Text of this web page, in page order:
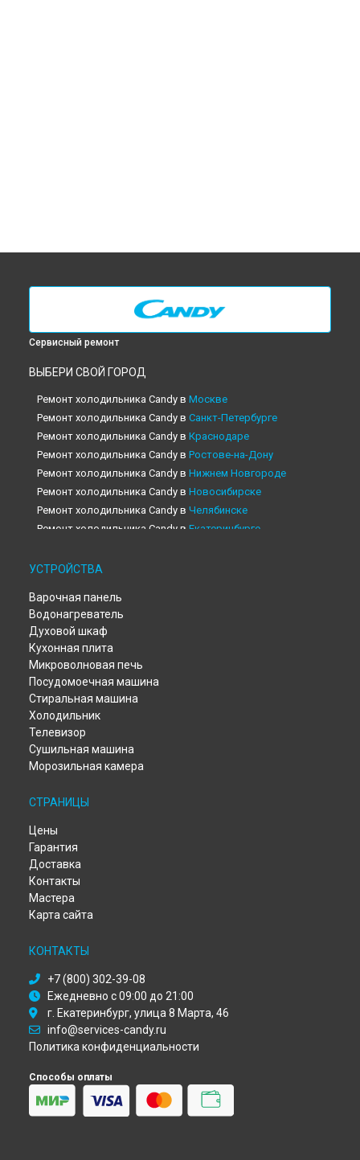
Сервисный ремонт
ВЫБЕРИ СВОЙ ГОРОД
Ремонт холодильника Candy в Москве
Ремонт холодильника Candy в Санкт-Петербурге
Ремонт холодильника Candy в Краснодаре
Ремонт холодильника Candy в Ростове-на-Дону
Ремонт холодильника Candy в Нижнем Новгороде
Ремонт холодильника Candy в Новосибирске
Ремонт холодильника Candy в Челябинске
Ремонт холодильника Candy в Екатеринбурге
Ремонт холодильника Candy в
Ремонт холодильника Candy в
Ремонт холодильника Candy в
Ремонт холодильника Candy в
Ремонт холодильника Candy в
Ремонт холодильника Candy в
Ремонт холодильника Candy в
Ремонт холодильника Candy в
Ремонт холодильника Candy в
Ремонт холодильника Candy в
Ремонт холодильника Candy в
Ремонт холодильника Candy в
Ремонт холодильника Candy в
Ремонт холодильника Candy в
Ремонт холодильника Candy в
Ремонт холодильника Candy в
Ремонт холодильника Candy в
Ремонт холодильника Candy в
УСТРОЙСТВА
Варочная панель
Водонагреватель
Духовой шкаф
Кухонная плита
Микроволновая печь
Посудомоечная машина
Стиральная машина
Холодильник
Телевизор
Сушильная машина
Морозильная камера
СТРАНИЦЫ
Цены
Гарантия
Доставка
Контакты
Мастера
Карта сайта
КОНТАКТЫ
+7 (800) 302-39-08
Ежедневно с 09:00 до 21:00
г. Екатеринбург, улица 8 Марта, 46
info@services-candy.ru
Политика конфиденциальности
Способы оплаты